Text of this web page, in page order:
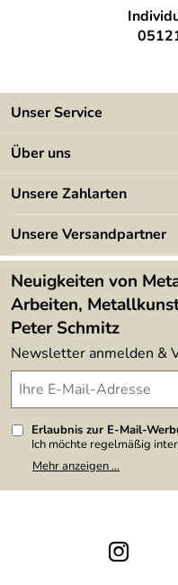
Unser Service
Kontakt
Kundeninformationen
Newsletter
Lieferbedingungen
Über uns
Angebote
Kundenbewertungen (394)
4,9/5
Unsere Zahlarten
Unsere Versandpartner
Neuigkeiten von
Arbeiten,
Peter Schmitz
Newsletter anmelden &
Erlaubnis zur E-Mail-
Ich möchte regelmäßig
Meine E-Mail-Adresse wird
weitergegeben. Zu
den Link "Abmelden" am
Datenschutzerklärung
Mehr anzeigen ...